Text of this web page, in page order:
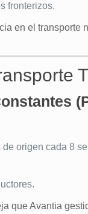
fronterizos.
en el
origen cada 8
que Avantia